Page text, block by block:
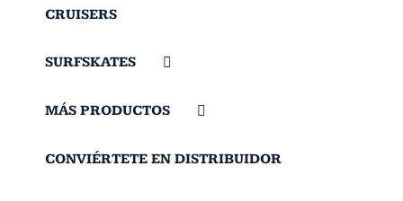
CRUISERS
SURFSKATES
MÁS PRODUCTOS
CONVIÉRTETE EN DISTRIBUIDOR